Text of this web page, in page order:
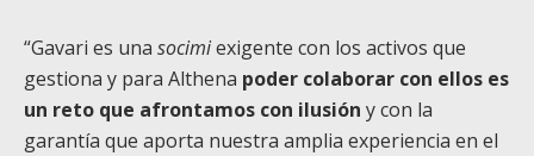
“Gavari es una socimiexigente con los activos que
gestiona y para Althena poder colaborar con ellos es
un reto que afrontamos con ilusión y con la
garantía que aporta nuestra amplia experiencia en el